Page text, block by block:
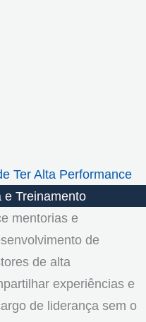
Ter Alta Performance
e Treinamento
mentorias e
de
de alta
experiências e
de liderança sem o